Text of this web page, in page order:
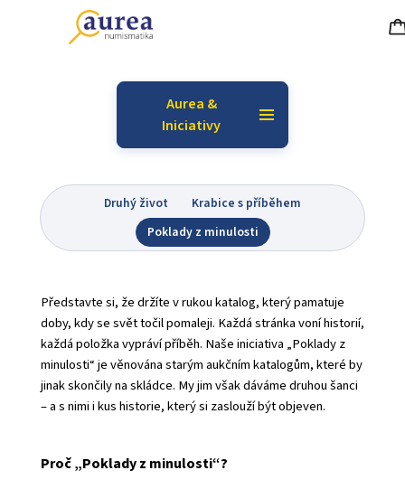
Aurea &
Iniciativy
Druhý život
Krabice s příběhem
Poklady z minulosti
Představte si, že držíte v rukou katalog, který pamatuje
doby, kdy se svět točil pomaleji. Každá stránka voní historií,
každá položka vypráví příběh. Naše iniciativa „Poklady z
minulosti“ je věnována starým aukčním katalogům, které by
jinak skončily na skládce. My jim však dáváme druhou šanci
– a s nimi i kus historie, který si zaslouží být objeven.
Proč „Poklady z minulosti“?